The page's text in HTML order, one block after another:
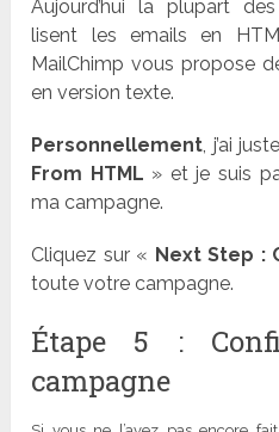
Aujourd’hui la plupart
lisent les emails en
MailChimp vous propose
en version texte.
Personnellement, j’ai
From HTML » et je suis
ma campagne.
Cliquez sur « Next Step :
toute votre campagne.
Étape 5 :
campagne